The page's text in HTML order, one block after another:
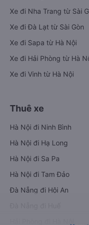
Xe đi Nha Trang từ Sài
Xe đi Đà Lạt từ Sài Gòn
Xe đi Sapa từ Hà Nội
Xe đi Hải Phòng từ Hà
Xe đi Vinh từ Hà Nội
Thuê xe
Hà Nội đi Ninh Bình
Hà Nội đi Hạ Long
Hà Nội đi Sa Pa
Hà Nội đi Tam Đảo
Đà Nẵng đi Hội An